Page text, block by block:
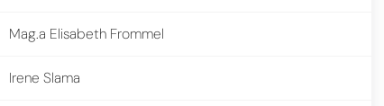
Mag.a Elisabeth Frommel
Irene Slama